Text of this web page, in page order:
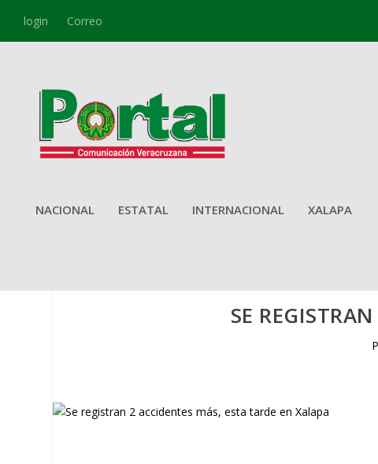
login Correo
NACIONAL ESTATAL INTERNACIONAL XALAPA
SE